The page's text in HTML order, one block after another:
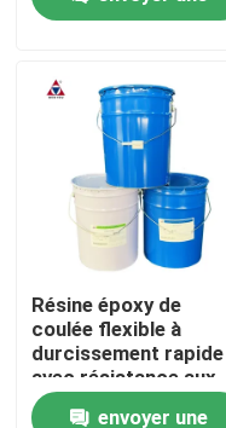
Vidéos
Le spectacle VR
À propos de nous
Visite de l'usine
Contrôle de la qualité
tension
Résine époxy de
coulée flexible à
durcissement rapide
avec résistance aux
chocs thermiques
envoyer une